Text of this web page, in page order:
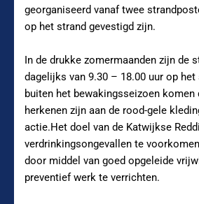
georganiseerd vanaf twee
op het strand gevestigd zijn.
In de drukke zomermaanden zijn de
dagelijks van 9.30 – 18.00 uur op
buiten het bewakingsseizoen komen
herkenen zijn aan de rood-gele
actie.Het doel van de Katwijkse
verdrinkingsongevallen te
door middel van goed opgeleide
preventief werk te verrichten.